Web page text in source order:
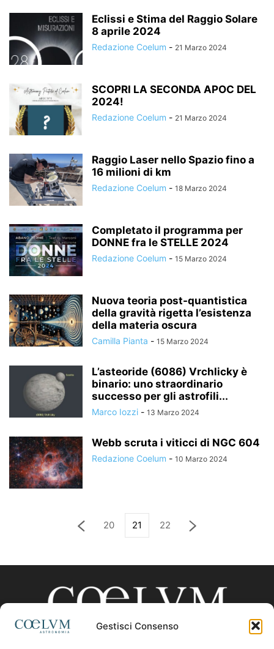
Gestisci Consenso
Eclissi e Stima del Raggio Solare
8 aprile 2024
Redazione Coelum - 21 Marzo 2024
SCOPRI LA SECONDA APOC DEL
2024!
Redazione Coelum - 21 Marzo 2024
Raggio Laser nello Spazio fino a
16 milioni di km
Redazione Coelum - 18 Marzo 2024
Completato il programma per
DONNE fra le STELLE 2024
Redazione Coelum - 15 Marzo 2024
Nuova teoria post-quantistica
della gravità rigetta l’esistenza
della materia oscura
Camilla Pianta - 15 Marzo 2024
L’asteoride (6086) Vrchlicky è
binario: uno straordinario
successo per gli astrofili...
Marco Iozzi - 13 Marzo 2024
Webb scruta i viticci di NGC 604
Redazione Coelum - 10 Marzo 2024
20 21 22